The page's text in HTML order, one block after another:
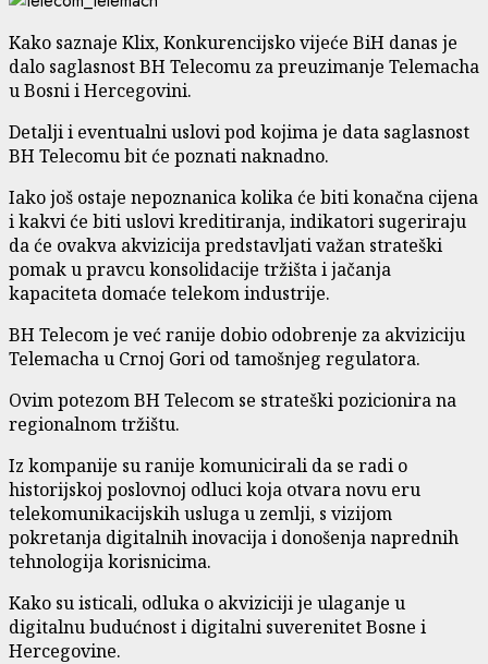
Kako saznaje Klix, Konkurencijsko vijeće BiH danas je
dalo saglasnost BH Telecomu za preuzimanje Telemacha
u Bosni i Hercegovini.
Detalji i eventualni uslovi pod kojima je data saglasnost
BH Telecomu bit će poznati naknadno.
Iako još ostaje nepoznanica kolika će biti konačna cijena
i kakvi će biti uslovi kreditiranja, indikatori sugeriraju
da će ovakva akvizicija predstavljati važan strateški
pomak u pravcu konsolidacije tržišta i jačanja
kapaciteta domaće telekom industrije.
BH Telecom je već ranije dobio odobrenje za akviziciju
Telemacha u Crnoj Gori od tamošnjeg regulatora.
Ovim potezom BH Telecom se strateški pozicionira na
regionalnom tržištu.
Iz kompanije su ranije komunicirali da se radi o
historijskoj poslovnoj odluci koja otvara novu eru
telekomunikacijskih usluga u zemlji, s vizijom
pokretanja digitalnih inovacija i donošenja naprednih
tehnologija korisnicima.
Kako su isticali, odluka o akviziciji je ulaganje u
digitalnu budućnost i digitalni suverenitet Bosne i
Hercegovine.